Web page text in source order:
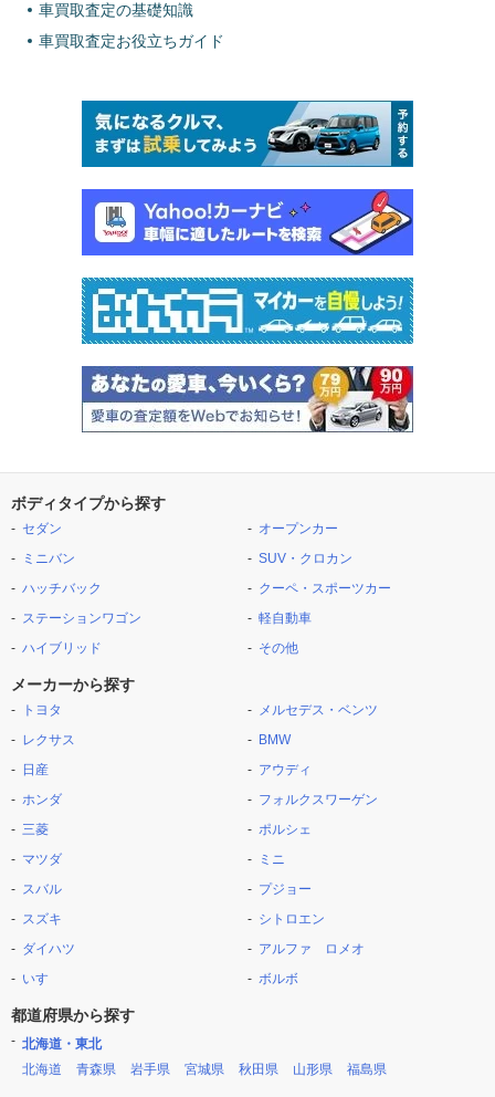
車買取査定の基礎知識
車買取査定お役立ちガイド
ボディタイプから探す
セダン
ミニバン
ハッチバック
ステーションワゴン
ハイブリッド
オープンカー
SUV・クロカン
クーペ・スポーツカー
軽自動車
その他
メーカーから探す
トヨタ
レクサス
日産
ホンダ
三菱
マツダ
スバル
スズキ
ダイハツ
いすゞ
メルセデス・ベンツ
BMW
アウディ
フォルクスワーゲン
ポルシェ
ミニ
プジョー
シトロエン
アルファ ロメオ
ボルボ
都道府県から探す
北海道・東北
北海道
青森県 岩手県 宮城県 秋田県 山形県 福島県